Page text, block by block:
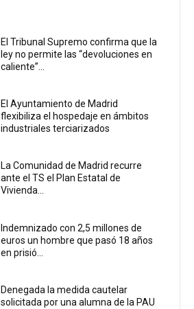
El Tribunal Supremo confirma que la
ley no permite las “devoluciones en
caliente”...
El Ayuntamiento de Madrid
flexibiliza el hospedaje en ámbitos
industriales terciarizados
La Comunidad de Madrid recurre
ante el TS el Plan Estatal de
Vivienda...
Indemnizado con 2,5 millones de
euros un hombre que pasó 18 años
en prisió...
Denegada la medida cautelar
solicitada por una alumna de la PAU